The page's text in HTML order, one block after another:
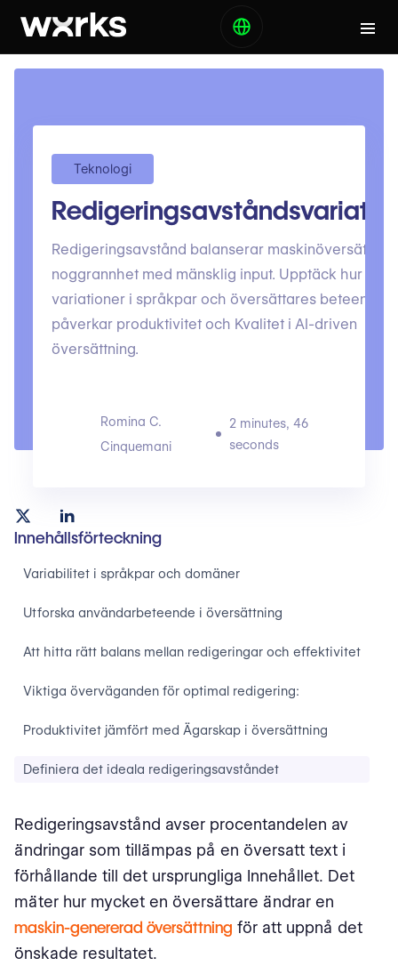
Teknologi
Redigeringsavstånd balanserar
noggrannhet med mänsklig input. Upptäck hur
variationer i språkpar och översättares beteende
påverkar produktivitet och Kvalitet i AI-driven
översättning.
Romina C.
Cinquemani
2 minutes, 46
seconds
Innehållsförteckning
Variabilitet i språkpar och domäner
Utforska användarbeteende i översättning
Att hitta rätt balans mellan redigeringar och effektivitet
Viktiga överväganden för optimal redigering:
Produktivitet jämfört med Ägarskap i översättning
Definiera det ideala redigeringsavståndet
Redigeringsavstånd avser procentandelen av
ändringar som tillämpas på en översatt text i
förhållande till det ursprungliga Innehållet. Det
mäter hur mycket en översättare ändrar en
maskin-genererad översättning för att uppnå det
önskade resultatet.